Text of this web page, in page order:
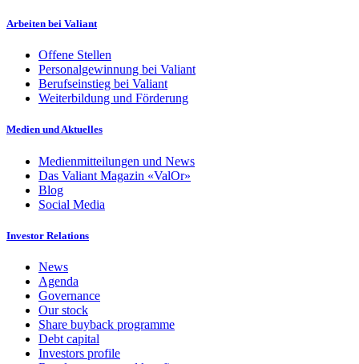
Arbeiten bei Valiant
Offene Stellen
Personalgewinnung bei Valiant
Berufseinstieg bei Valiant
Weiterbildung und Förderung
Medien und Aktuelles
Medienmitteilungen und News
Das Valiant Magazin «ValOr»
Blog
Social Media
Investor Relations
News
Agenda
Governance
Our stock
Share buyback programme
Debt capital
Investors profile